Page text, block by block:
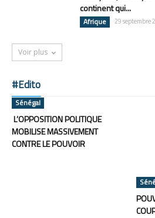
continent qui...
Afrique 29 septembre
Voir plus
#Edito
Sénégal
L’OPPOSITION POLITIQUE
MOBILISE MASSIVEMENT
CONTRE LE POUVOIR